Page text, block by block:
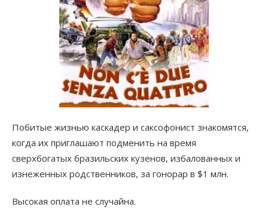
Побитые жизнью каскадер и саксофонист знакомятся,
когда их приглашают подменить на время
сверхбогатых бразильских кузенов, избалованных и
изнеженных родственников, за гонорар в $1 млн.
Высокая оплата не случайна.